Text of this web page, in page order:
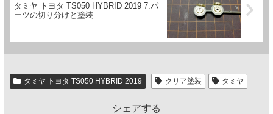
タミヤ トヨタ TS050 HYBRID 2019 7.パ
ーツの切り分けと塗装
タミヤ トヨタ TS050 HYBRID 2019 クリア塗装 タミヤ
シェアする